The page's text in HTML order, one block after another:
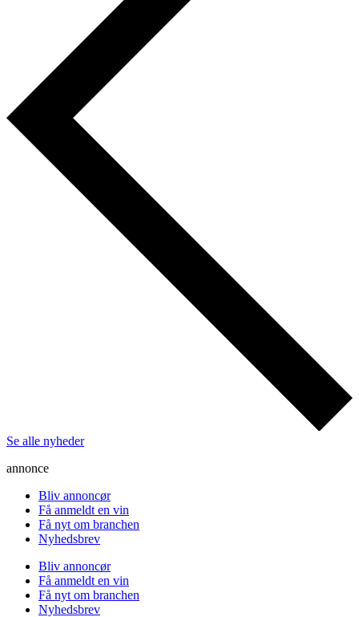
Se alle nyheder
annonce
Bliv annoncør
Få anmeldt en vin
Få nyt om branchen
Nyhedsbrev
Bliv annoncør
Få anmeldt en vin
Få nyt om branchen
Nyhedsbrev